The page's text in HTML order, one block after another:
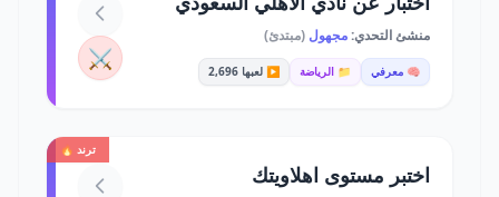
منشئ التحدي:مجهول (مبتدئ)
🧠 معرفي 📁 الرياضة ▶️ لعبها 2,696 ⚔️
ترند 🔥
اختبر مستوى اهلاويتك